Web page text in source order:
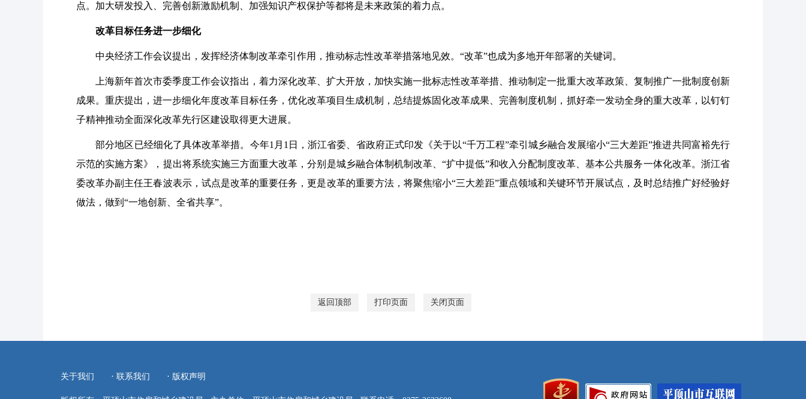
点。加大研发投入、完善创新激励机制、加强知识产权保护等都将是未来政策的着力点。
改革目标任务进一步细化
中央经济工作会议提出，发挥经济体制改革牵引作用，推动标志性改革举措落地见效。“改革”也成为多地开年部署的关键词。
上海新年首次市委季度工作会议指出，着力深化改革、扩大开放，加快实施一批标志性改革举措、推动制定一批重大改革政策、复制推广一批制度创新
成果。重庆提出，进一步细化年度改革目标任务，优化改革项目生成机制，总结提炼固化改革成果、完善制度机制，抓好牵一发动全身的重大改革，以钉钉
子精神推动全面深化改革先行区建设取得更大进展。
部分地区已经细化了具体改革举措。今年1月1日，浙江省委、省政府正式印发《关于以“千万工程”牵引城乡融合发展缩小“三大差距”推进共同富裕先行
示范的实施方案》，提出将系统实施三方面重大改革，分别是城乡融合体制机制改革、“扩中提低”和收入分配制度改革、基本公共服务一体化改革。浙江省
委改革办副主任王春波表示，试点是改革的重要任务，更是改革的重要方法，将聚焦缩小“三大差距”重点领域和关键环节开展试点，及时总结推广好经验好
做法，做到“一地创新、全省共享”。
返回顶部 打印页面 关闭页面
关于我们 · 联系我们 · 版权声明